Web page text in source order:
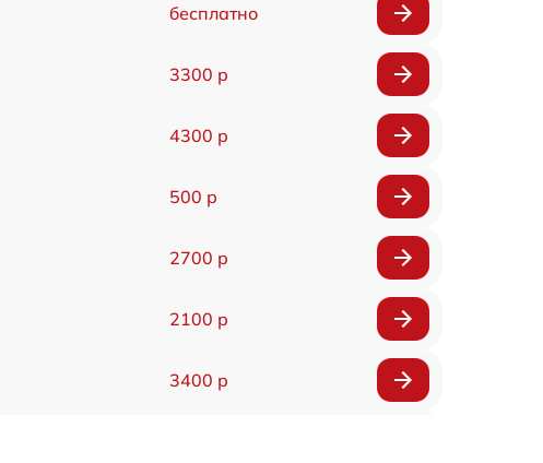
бесплатно
3300 р
4300 р
500 р
2700 р
2100 р
3400 р